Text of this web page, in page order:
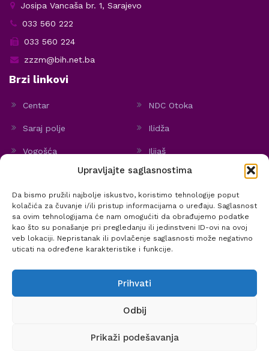
Upravljajte saglasnostima
Da bismo pružili najbolje iskustvo, koristimo tehnologije poput
kolačića za čuvanje i/ili pristup informacijama o uređaju. Saglasnost
sa ovim tehnologijama će nam omogućiti da obrađujemo podatke
kao što su ponašanje pri pregledanju ili jedinstveni ID-ovi na ovoj
veb lokaciji. Nepristanak ili povlačenje saglasnosti može negativno
uticati na određene karakteristike i funkcije.
Prihvati
Odbij
Prikaži podešavanja
Josipa Vancaša br. 1, Sarajevo
033 560 222
033 560 224
zzzm@bih.net.ba
Brzi linkovi
Centar NDC Otoka
Saraj polje Ilidža
Vogošća Ilijaš
Stari Grad
Politika kolačića
@ 2020 Zavod za zdravstvenu zaštitu žena i materinstva KS | Sva prava
zadržana.
Sadržaj stranica J.U. ZZZM treba koristiti u informativne svrhe. On ne može zamijeniti
kakvu izravnu ili neizravnu štetu koja bi mogla proizići iz korištenja www.zzzm.ba, te za